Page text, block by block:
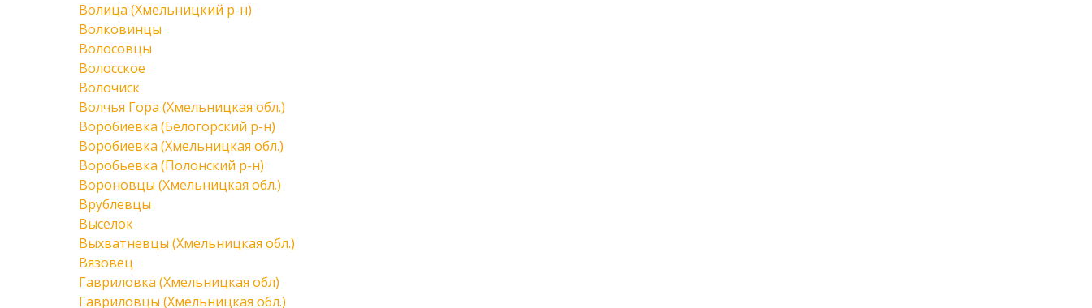
Волица (Хмельницкий р-н)
Волковинцы
Волосовцы
Волосское
Волочиск
Волчья Гора (Хмельницкая обл.)
Воробиевка (Белогорский р-н)
Воробиевка (Хмельницкая обл.)
Воробьевка (Полонский р-н)
Вороновцы (Хмельницкая обл.)
Врублевцы
Выселок
Выхватневцы (Хмельницкая обл.)
Вязовец
Гавриловка (Хмельницкая обл)
Гавриловцы (Хмельницкая обл.)